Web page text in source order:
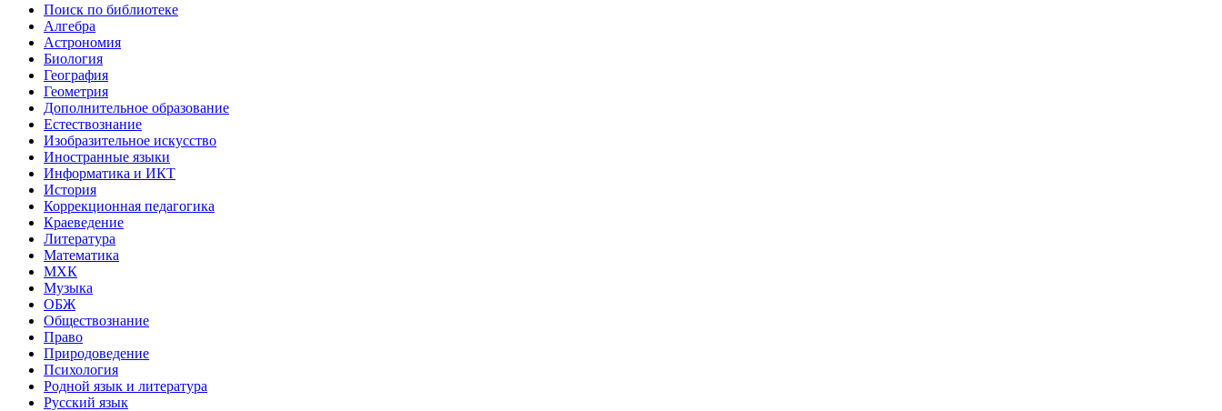
Поиск по библиотеке
Алгебра
Астрономия
Биология
География
Геометрия
Дополнительное образование
Естествознание
Изобразительное искусство
Иностранные языки
Информатика и ИКТ
История
Коррекционная педагогика
Краеведение
Литература
Математика
МХК
Музыка
ОБЖ
Обществознание
Право
Природоведение
Психология
Родной язык и литература
Русский язык